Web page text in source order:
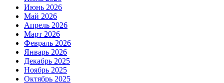
Июнь 2026
Май 2026
Апрель 2026
Март 2026
Февраль 2026
Январь 2026
Декабрь 2025
Ноябрь 2025
Октябрь 2025